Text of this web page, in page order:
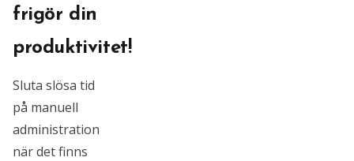
frigör din
produktivitet!
Sluta slösa tid
på manuell
administration
när det finns